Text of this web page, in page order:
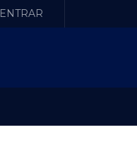
ENTRAR